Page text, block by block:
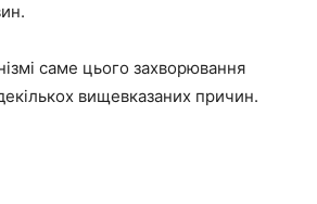
саме цього захворювання
вищевказаних причин.